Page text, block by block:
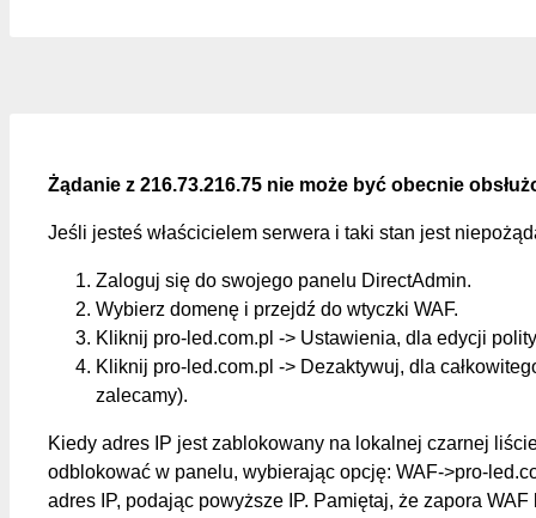
Żądanie z 216.73.216.75 nie może być obecnie
Jeśli jesteś właścicielem serwera i taki stan jest
Zaloguj się do swojego panelu DirectAdmin.
Wybierz domenę i przejdź do wtyczki WAF.
Kliknij pro-led.com.pl -> Ustawienia, dla edycji
Kliknij pro-led.com.pl -> Dezaktywuj, dla
zalecamy).
Kiedy adres IP jest zablokowany na lokalnej czarnej
odblokować w panelu, wybierając opcję: WAF->pro-
adres IP, podając powyższe IP. Pamiętaj, że zapora